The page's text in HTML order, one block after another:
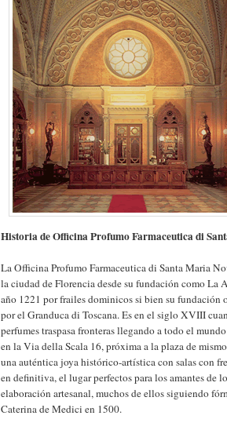
Historia de Officina Profumo Farmaceutica di
La Officina Profumo Farmaceutica di Santa Maria
la ciudad de Florencia desde su fundación como La
año 1221 por frailes dominicos si bien su fundación
por el Granduca di Toscana. Es en el siglo XVIII
perfumes traspasa fronteras llegando a todo el
en la Via della Scala 16, próxima a la plaza de
una auténtica joya histórico-artística con salas con
en definitiva, el lugar perfectos para los amantes de
elaboración artesanal, muchos de ellos siguiendo
Caterina de Medici en 1500.